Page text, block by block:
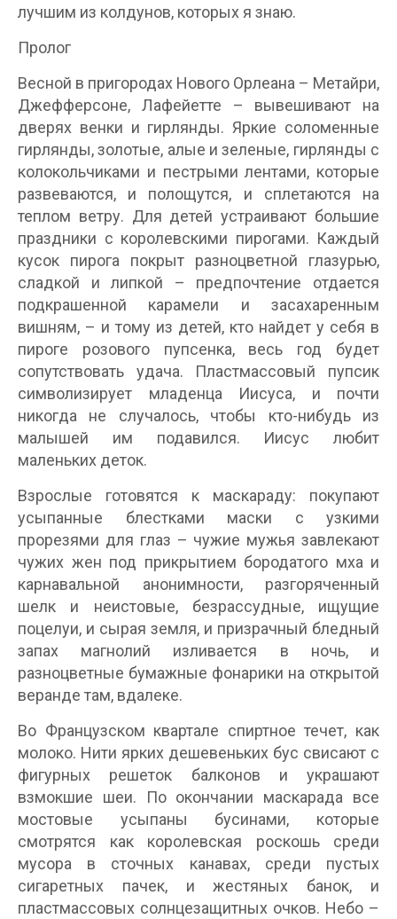
лучшим из колдунов, которых я знаю.
Пролог
Весной в пригородах Нового Орлеана – Метайри,
Джефферсоне, Лафейетте – вывешивают на
дверях венки и гирлянды. Яркие соломенные
гирлянды, золотые, алые и зеленые, гирлянды с
колокольчиками и пестрыми лентами, которые
развеваются, и полощутся, и сплетаются на
теплом ветру. Для детей устраивают большие
праздники с королевскими пирогами. Каждый
кусок пирога покрыт разноцветной глазурью,
сладкой и липкой – предпочтение отдается
подкрашенной карамели и засахаренным
вишням, – и тому из детей, кто найдет у себя в
пироге розового пупсенка, весь год будет
сопутствовать удача. Пластмассовый пупсик
символизирует младенца Иисуса, и почти
никогда не случалось, чтобы кто-нибудь из
малышей им подавился. Иисус любит
маленьких деток.
Взрослые готовятся к маскараду: покупают
усыпанные блестками маски с узкими
прорезями для глаз – чужие мужья завлекают
чужих жен под прикрытием бородатого мха и
карнавальной анонимности, разгоряченный
шелк и неистовые, безрассудные, ищущие
поцелуи, и сырая земля, и призрачный бледный
запах магнолий изливается в ночь, и
разноцветные бумажные фонарики на открытой
веранде там, вдалеке.
Во Французском квартале спиртное течет, как
молоко. Нити ярких дешевеньких бус свисают с
фигурных решеток балконов и украшают
взмокшие шеи. По окончании маскарада все
мостовые усыпаны бусинами, которые
смотрятся как королевская роскошь среди
мусора в сточных канавах, среди пустых
сигаретных пачек, и жестяных банок, и
пластмассовых солнцезащитных очков. Небо –